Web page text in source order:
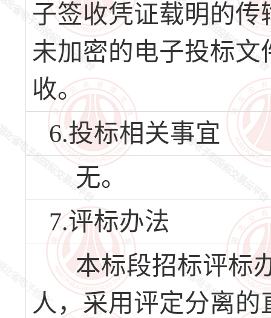
子签收凭证载明的
未加密的电子投标文
收。
6.投标相关事宜
无。
7.评标办法
本标段招标评标
人，采用评定分离